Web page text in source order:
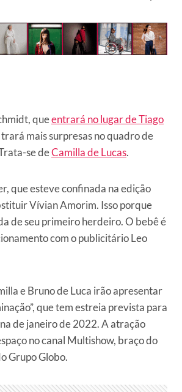
queentrará no lugar de Tiago
trará mais surpresas no quadro de
se deCamilla de Lucas.
que esteve confinada na edição
Vívian Amorim. Isso porque
de seu primeiro herdeiro. O bebê é
com o publicitário Leo
e Bruno de Luca irão apresentar
que tem estreia prevista para
de janeiro de 2022. A atração
no canal Multishow, braço do
Grupo Globo.